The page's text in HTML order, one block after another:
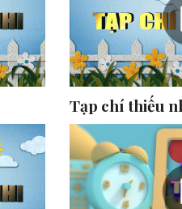
Tạp chí thiếu